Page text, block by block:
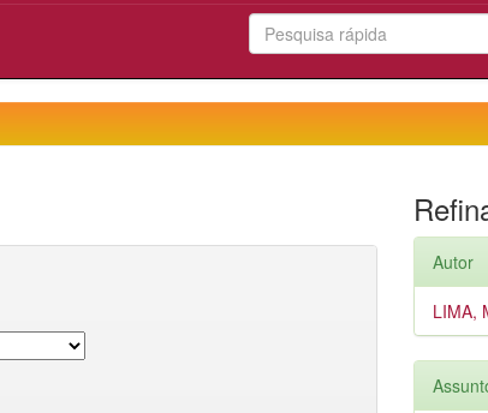
Autor
LIMA,